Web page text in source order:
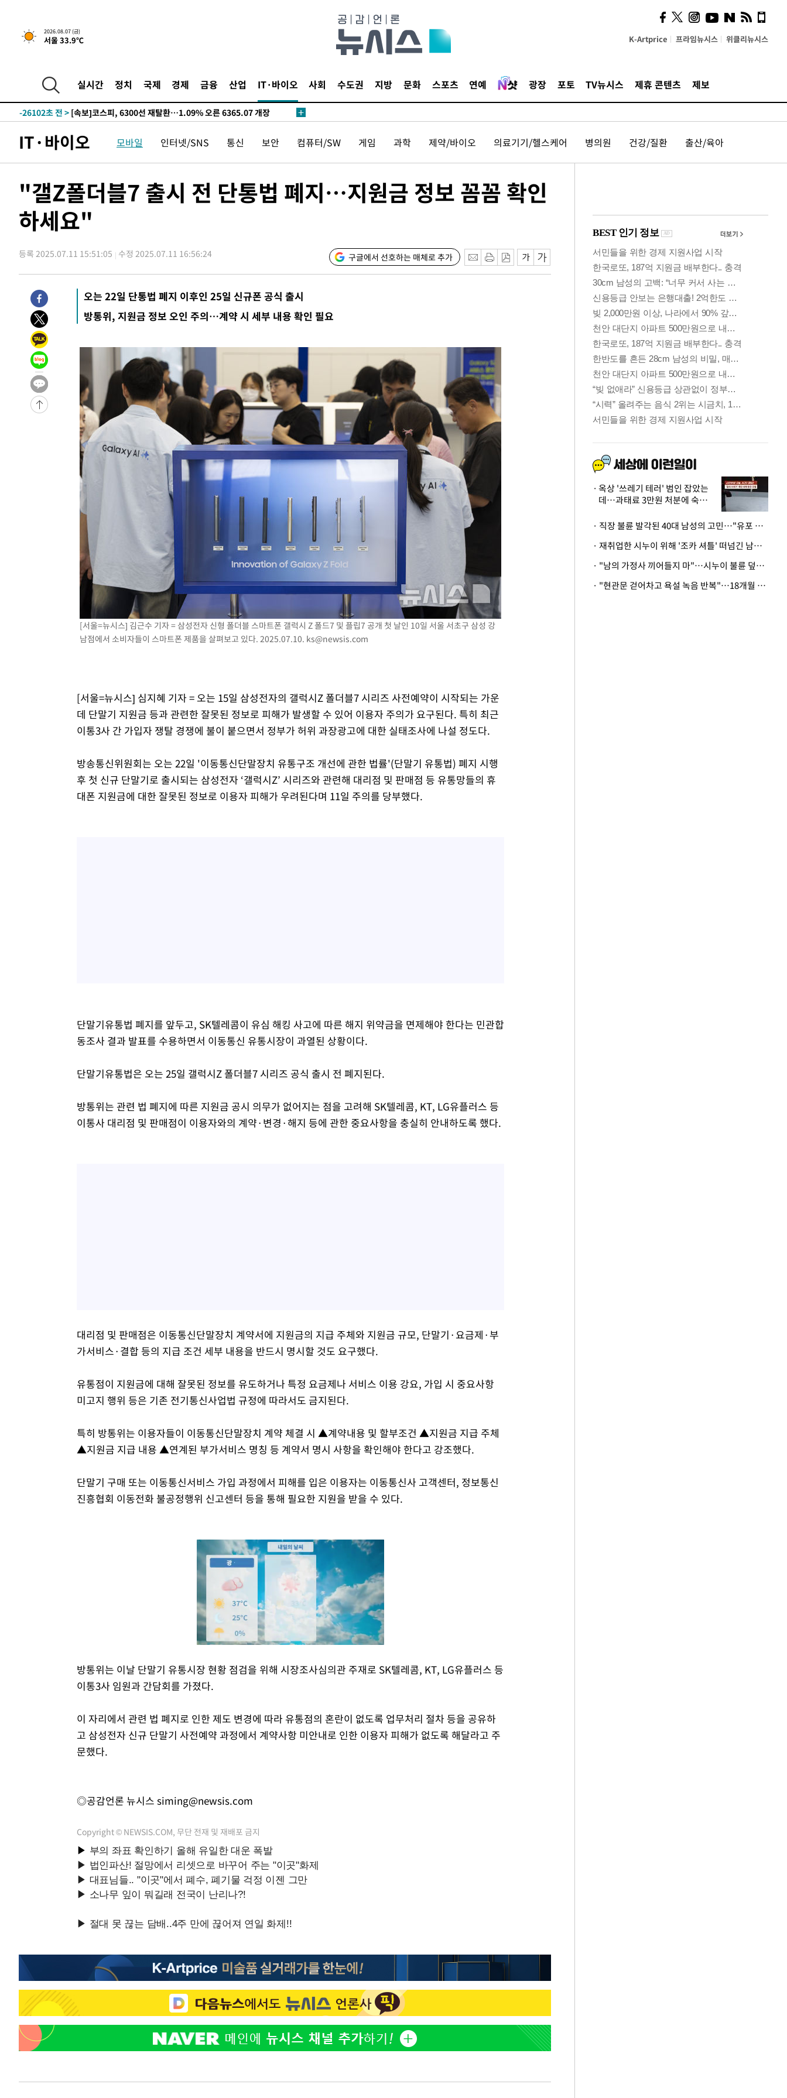
2026.08.07 (금)
서울 33.9℃ K-Artprice 프라임뉴시스 위클리뉴시스
실시간 정치 국제 경제 금융 산업 IT·바이오 사회 수도권 지방 문화 스포츠 연예 광장 포토 TV뉴시스 제휴 콘텐츠 제보
-26597초 전 >[속보]합수본, '투표율 허위 입력' 중앙·서울·경기도 선관위 등 9곳
압수수색
-26352초 전 >[속보]원·달러 환율, 오전 9시 1423.8원
-26134초 전 >
[속보]코스닥, 5.95포인트(0.74%) 상승한 807.62개장
-26102초 전 >
-23267초 전 > 시리아 다마스쿠스 교외에서 미니버스 폭발.. 14명 부상, 3명은 중
-17529초 전 > 이란, 호르무즈서 "적국 목표물들"과 대치로 남부 케슘섬에서 두차
-16244초 전 >[속보]美, 폴리실리콘 수입 규제…파생제품 15% 관세, 120일 후
-12095초 전 >[속보] 뉴욕증시, 일제 하락 마감…나스닥 0.06%↓
-29779초 전 >민주 콩고 에볼라환자 4천명 돌파, 4053명 발생 1850명 사망
-29029초 전 >[속보]'300억원대 사기 혐의' 차가원 대표 구속 송치
-26736초 전 >[속보]경찰·노동부, HL만도 평택사업장 끼임 사망 관련 압수수색
-26617초 전 >[속보]합수본, '투표율 허위 입력' 중앙·서울·경기도 선관위 등 9곳
압수수색
-26372초 전 >
[속보]원·달러 환율, 오전 9시 1423.8원
-26168초 전 >
[속보]삼성전자·SK하이닉스 동반 강보합…1%대 상승 출발
-26154초 전 >
[속보]코스닥, 5.95포인트(0.74%) 상승한 807.62개장
-26122초 전 >
-23287초 전 >
시리아 다마스쿠스 교외에서 미니버스 폭발.. 14명 부상, 3명은 중
-22585초 전 >
입추에도 극한더위…서울 낮 39도 '폭염중대경보'
-17549초 전 >
이란, 호르무즈서 "적국 목표물들"과 대치로 남부 케슘섬에서 두차
례 큰 폭발음
-16264초 전 >
[속보]美, 폴리실리콘 수입 규제…파생제품 15% 관세, 120일 후
[속보]트럼프, 美 원정출산 금지 행정명령 서명
[속보] 뉴욕증시, 일제 하락 마감…나스닥 0.06%↓
IT·바이오 모바일 인터넷/SNS 통신 보안 컴퓨터/SW 게임 과학 제약/바이오 의료기기/헬스케어 병의원 건강/질환 출산/육아
"갤Z폴더블7 출시 전 단통법 폐지…지원금 정보 꼼꼼 확인
하세요"
등록 2025.07.11 15:51:05 수정 2025.07.11 16:56:24 구글에서 선호하는 매체로 추가
오는 22일 단통법 폐지 이후인 25일 신규폰 공식 출시
방통위, 지원금 정보 오인 주의…계약 시 세부 내용 확인 필요
[서울=뉴시스] 김근수 기자 = 삼성전자 신형 폴더블 스마트폰 갤럭시 Z 폴드7 및 플립7 공개 첫 날인 10일 서울 서초구 삼성 강
남점에서 소비자들이 스마트폰 제품을 살펴보고 있다. 2025.07.10. ks@newsis.com
[서울=뉴시스] 심지혜 기자 = 오는 15일 삼성전자의 갤럭시Z 폴더블7 시리즈 사전예약이 시작되는 가운
데 단말기 지원금 등과 관련한 잘못된 정보로 피해가 발생할 수 있어 이용자 주의가 요구된다. 특히 최근
이통3사 간 가입자 쟁탈 경쟁에 불이 붙으면서 정부가 허위 과장광고에 대한 실태조사에 나설 정도다.
방송통신위원회는 오는 22일 '이동통신단말장치 유통구조 개선에 관한 법률'(단말기 유통법) 폐지 시행
후 첫 신규 단말기로 출시되는 삼성전자 ‘갤럭시Z’ 시리즈와 관련해 대리점 및 판매점 등 유통망들의 휴
대폰 지원금에 대한 잘못된 정보로 이용자 피해가 우려된다며 11일 주의를 당부했다.
단말기유통법 폐지를 앞두고, SK텔레콤이 유심 해킹 사고에 따른 해지 위약금을 면제해야 한다는 민관합
동조사 결과 발표를 수용하면서 이동통신 유통시장이 과열된 상황이다.
단말기유통법은 오는 25일 갤럭시Z 폴더블7 시리즈 공식 출시 전 폐지된다.
방통위는 관련 법 폐지에 따른 지원금 공시 의무가 없어지는 점을 고려해 SK텔레콤, KT, LG유플러스 등
이통사 대리점 및 판매점이 이용자와의 계약·변경·해지 등에 관한 중요사항을 충실히 안내하도록 했다.
대리점 및 판매점은 이동통신단말장치 계약서에 지원금의 지급 주체와 지원금 규모, 단말기·요금제·부
가서비스·결합 등의 지급 조건 세부 내용을 반드시 명시할 것도 요구했다.
유통점이 지원금에 대해 잘못된 정보를 유도하거나 특정 요금제나 서비스 이용 강요, 가입 시 중요사항
미고지 행위 등은 기존 전기통신사업법 규정에 따라서도 금지된다.
특히 방통위는 이용자들이 이동통신단말장치 계약 체결 시 ▲계약내용 및 할부조건 ▲지원금 지급 주체
▲지원금 지급 내용 ▲연계된 부가서비스 명칭 등 계약서 명시 사항을 확인해야 한다고 강조했다.
단말기 구매 또는 이동통신서비스 가입 과정에서 피해를 입은 이용자는 이동통신사 고객센터, 정보통신
진흥협회 이동전화 불공정행위 신고센터 등을 통해 필요한 지원을 받을 수 있다.
방통위는 이날 단말기 유통시장 현황 점검을 위해 시장조사심의관 주재로 SK텔레콤, KT, LG유플러스 등
이통3사 임원과 간담회를 가졌다.
이 자리에서 관련 법 폐지로 인한 제도 변경에 따라 유통점의 혼란이 없도록 업무처리 절차 등을 공유하
고 삼성전자 신규 단말기 사전예약 과정에서 계약사항 미안내로 인한 이용자 피해가 없도록 해달라고 주
문했다.
◎공감언론 뉴시스 siming@newsis.com
Copyright © NEWSIS.COM, 무단 전재 및 재배포 금지
시, 스마트폰 액세서리에
NFC 더했다
옥상 '쓰레기 테러' 범인 잡았는
데…과태료 3만원 처분에 숙박업
· 직장 불륜 발각된 40대 남성의 고민…"유포 동료 명예훼손·협박죄 고소 가능할까"
· 재취업한 시누이 위해 '조카 셔틀' 떠넘긴 남편…아내 "난 못한다"
· "남의 가정사 끼어들지 마"…시누이 불륜 덮으려는 남편에 억울한 아내
· "현관문 걷어차고 욕설 녹음 반복"…18개월 아기 키우는 집 뒤흔든 '앞집의 비극'